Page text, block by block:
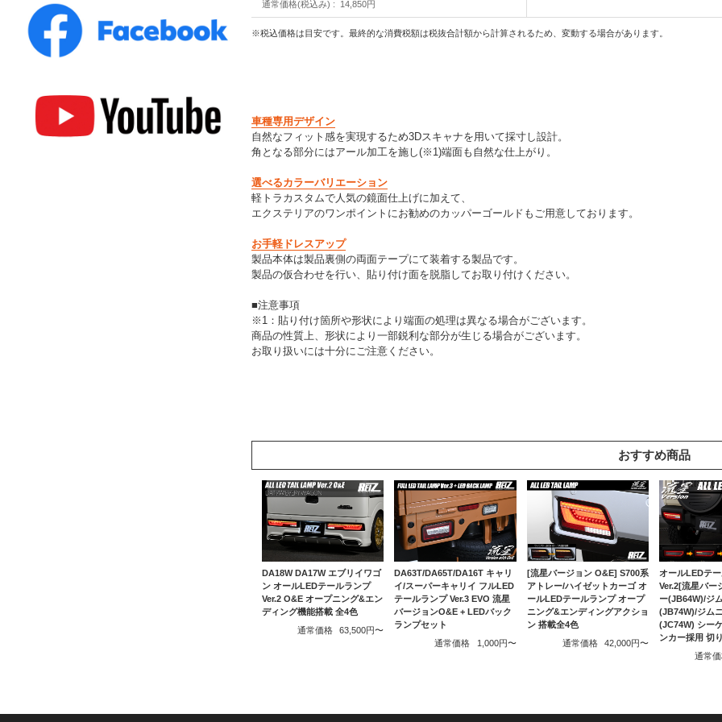
通常価格(税込み)
14,850円
※税込価格は目安です。最終的な消費税額は税抜合計額から計算されるため、変動する場合があります。
車種専用デザイン
自然なフィット感を実現するため3Dスキャナを用いて採寸し設計。
角となる部分にはアール加工を施し(※1)端面も自然な仕上がり。
選べるカラーバリエーション
軽トラカスタムで人気の鏡面仕上げに加えて、
エクステリアのワンポイントにお勧めのカッパーゴールドもご用意しております。
お手軽ドレスアップ
製品本体は製品裏側の両面テープにて装着する製品です。
製品の仮合わせを行い、貼り付け面を脱脂してお取り付けください。
■注意事項
※1：貼り付け箇所や形状により端面の処理は異なる場合がございます。
商品の性質上、形状により一部鋭利な部分が生じる場合がございます。
お取り扱いには十分にご注意ください。
おすすめ商品
DA18W DA17W エブリイワゴ
ン オールLEDテールランプ
Ver.2 O&E オープニング&エン
ディング機能搭載 全4色
通常価格
63,500円〜
DA63T/DA65T/DA16T キャリ
イ/スーパーキャリイ フルLED
テールランプ Ver.3 EVO 流星
バージョンO&E + LEDバック
ランプセット
通常価格
1,000円〜
[流星バージョン O&E] S700系
アトレー/ハイゼットカーゴ オ
ールLEDテールランプ オープ
ニング&エンディングアクショ
ン 搭載全4色
通常価格
42,000円〜
オールLEDテ
Ver.2[流星バー
ー(JB64W)/ジ
(JB74W)/ジム
(JC74W) シー
ンカー採用 切
通常